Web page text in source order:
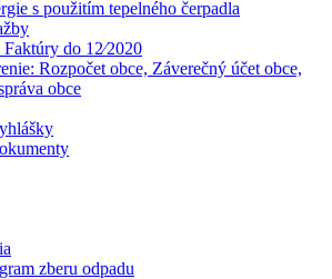
s použitím tepelného čerpadla
do 12⁄2020
Rozpočet obce, Záverečný účet obce,
obce
zberu odpadu